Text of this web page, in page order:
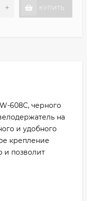
+ КУПИТЬ
608C, черного
на
и удобного
крепление
и позволит